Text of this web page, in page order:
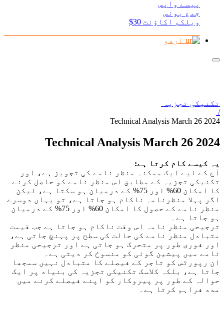
پیسے واپس
جمع بونس
ویلکم اکاؤنٹ 30$
اردو
تکنیکی تجزیہ
/
Technical Analysis March 26 2024
Technical Analysis March 26 2024
یہ کیسے کام کرتا ہے:
آج کے لیے ایک ممکنہ منظر نامے کی تجویز ہے، اور
تکنیکی تجزیہ کے مطابق اس منظر نامے کو حاصل کرنے
کا امکان 60% اور 75% کے درمیان ہو سکتا ہے، لیکن
اگر پہلا منظرنامہ ناکام ہو جاتا ہے، تو یہاں دوسرے
منظر نامے کے حصول کا امکان 60% اور 75% کے درمیان
ہو جاتا ہے۔
ترجیحی منظر نامہ اس وقت ناکام ہو جاتا ہے جب قیمت
متبادل منظر نامے کی حالت کی سطح پر پہنچ جاتی ہے،
اور فوری طور پر متحرک ہو جاتی ہے اور ترجیحی منظر
نامے میں پیشین گوئی کو منسوخ کر دیتی ہے۔
ان رپورٹس کو تاجر کے فیصلے کا متبادل نہیں سمجھا
جاتا ہے، بلکہ کلاسک تکنیکی تجزیہ کی بنیاد پر ایک
حوالہ کے طور پر پیروکار کو اپنے فیصلے کرنے میں
مدد فراہم کرتا ہے۔